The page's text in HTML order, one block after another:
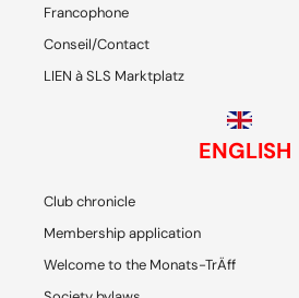
Francophone
Conseil/Contact
LIEN à SLS Marktplatz
ENGLISH
Club chronicle
Membership application
Welcome to the Monats-TrÄff